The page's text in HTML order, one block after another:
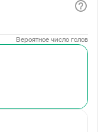
Вероятное число голов